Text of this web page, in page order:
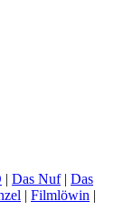
| Das Nuf| Das
| Filmlöwin |